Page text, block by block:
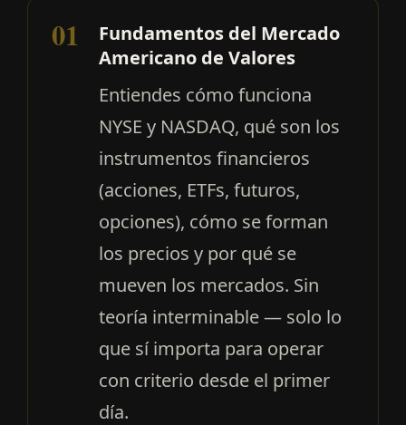
01
Fundamentos del Mercado
Americano de Valores
Entiendes cómo funciona
NYSE y NASDAQ, qué son los
instrumentos financieros
(acciones, ETFs, futuros,
opciones), cómo se forman
los precios y por qué se
mueven los mercados. Sin
teoría interminable — solo lo
que sí importa para operar
con criterio desde el primer
día.